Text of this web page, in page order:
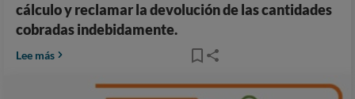
cálculo y reclamar la devolución de las cantidades
cobradas indebidamente.
Lee más